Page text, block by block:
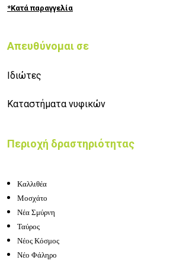
*Κατά παραγγελία
Απευθύνομαι σε
Ιδιώτες
Καταστήματα νυφικών
Περιοχή δραστηριότητας
Καλλιθέα
Μοσχάτο
Νέα Σμύρνη
Ταύρος
Νέος Κόσμος
Νέο Φάληρο